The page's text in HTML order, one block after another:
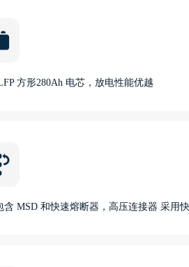
方形280Ah 电芯，放电性能优越
含 MSD 和快速熔断器，高压连接器 采用